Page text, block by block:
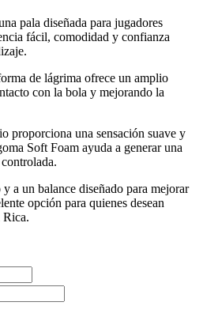
pala diseñada para jugadores
fácil, comodidad y confianza
de lágrima ofrece un amplio
con la bola y mejorando la
proporciona una sensación suave y
Soft Foam ayuda a generar una
a un balance diseñado para mejorar
opción para quienes desean
Rica.